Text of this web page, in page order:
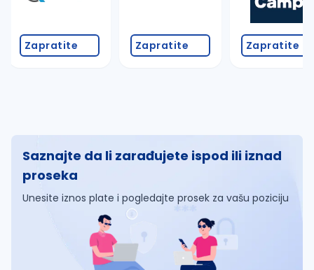
Zapratite Zapratite Zapratite
Saznajte da li zarađujete ispod ili iznad
proseka
Unesite iznos plate i pogledajte prosek za vašu poziciju